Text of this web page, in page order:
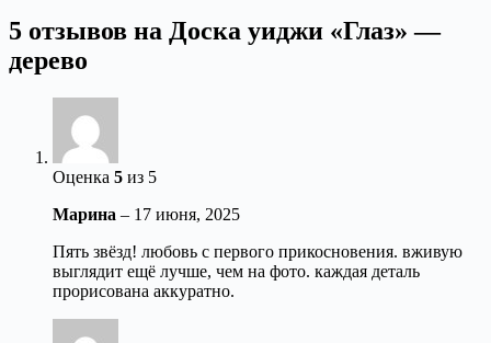
5 отзывов на Доска уиджи «Глаз» —
дерево
Оценка 5 из 5
Марина – 17 июня, 2025
Пять звёзд! любовь с первого прикосновения. вживую
выглядит ещё лучше, чем на фото. каждая деталь
прорисована аккуратно.